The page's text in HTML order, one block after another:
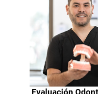
Evaluación